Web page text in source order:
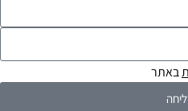
באתר